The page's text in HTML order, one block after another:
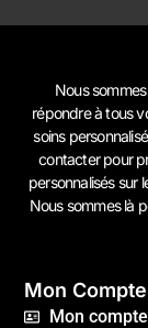
Nous
répondre à tous
soins
contacterpour
personnalisés sur
Nous sommes là
Mon Compte
Mon compte